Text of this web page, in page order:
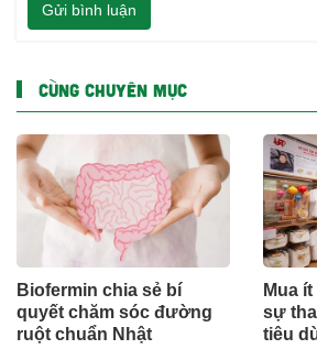
Gửi bình luận
CÙNG CHUYÊN MỤC
Biofermin chia sẻ bí
quyết chăm sóc đường
ruột chuẩn Nhật
Mua
sự
tiêu